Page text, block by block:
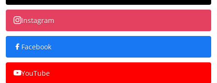
Instagram
Facebook
YouTube